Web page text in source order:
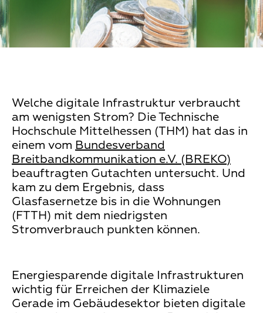
Welche digitale Infrastruktur verbraucht
am wenigsten Strom? Die Technische
Hochschule Mittelhessen (THM) hat das in
einem vom Bundesverband
Breitbandkommunikation e.V. (BREKO)
beauftragten Gutachten untersucht. Und
kam zu dem Ergebnis, dass
Glasfasernetze bis in die Wohnungen
(FTTH) mit dem niedrigsten
Stromverbrauch punkten können.
Energiesparende digitale Infrastrukturen
wichtig für Erreichen der Klimaziele
Gerade im Gebäudesektor bieten digitale